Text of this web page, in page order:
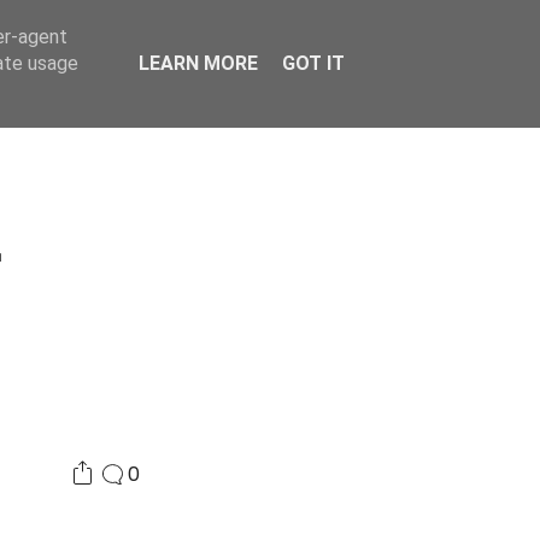
Σ.Α. Επικοινωνία Κόσμος
0
agent
usage
LEARN MORE GOT IT